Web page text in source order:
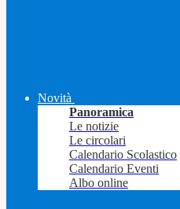
Novità
Panoramica
Le notizie
Le circolari
Calendario Scolastico
Calendario Eventi
Albo online